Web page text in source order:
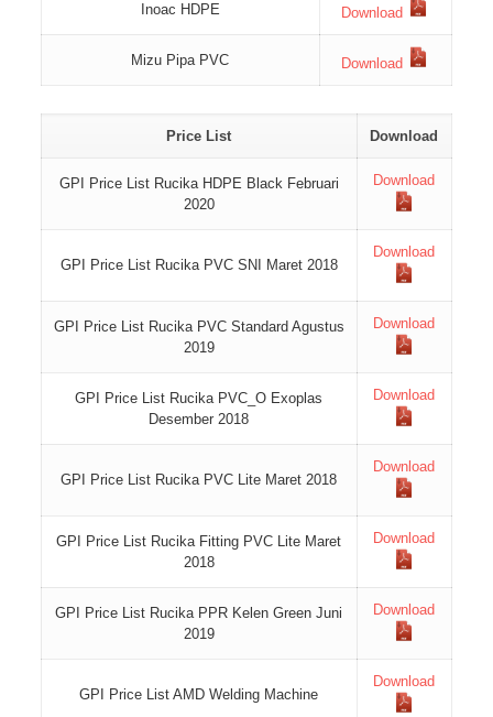
Inoac HDPE Download
Mizu Pipa PVC Download
Price List Download
GPI Price List Rucika HDPE Black Februari
2020
Download
GPI Price List Rucika PVC SNI Maret 2018
Download
GPI Price List Rucika PVC Standard Agustus
2019
Download
GPI Price List Rucika PVC_O Exoplas
Desember 2018
Download
GPI Price List Rucika PVC Lite Maret 2018
Download
GPI Price List Rucika Fitting PVC Lite Maret
2018
Download
GPI Price List Rucika PPR Kelen Green Juni
2019
Download
GPI Price List AMD Welding Machine
Download